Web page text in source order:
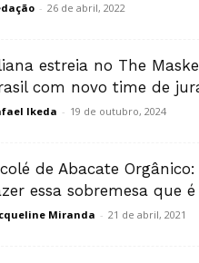
- 26 de abril, 2022
estreia no The
com novo time de
Ikeda - 19 de outubro, 2024
de Abacate
essa sobremesa que é
Miranda - 21 de abril, 2021